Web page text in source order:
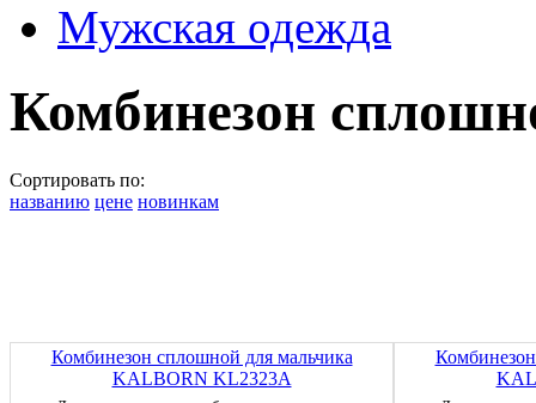
Мужская одежда
Комбинезон
Сортировать по:
названию цене новинкам
Комбинезон сплошной для мальчика
KALBORN KL2323A